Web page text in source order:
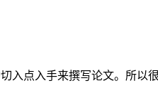
点入手来撰写论文。所以